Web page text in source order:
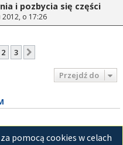
i pozbycia się części
2012, o 17:26
2 3
Przejdź do
pomocą cookies w celach